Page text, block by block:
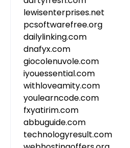
lewisenterprises.net
pcsoftwarefree.org
dailylinking.com
dnafyx.com
giocolenuvole.com
iyouessential.com
withloveamity.com
youlearncode.com
fxyatirim.com
abbuguide.com
technologyresult.com